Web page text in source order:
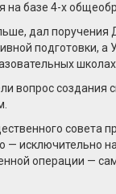
на базе 4-х
дал поручения
подготовки,
вопрос создания
совета
— исключительно
операции —